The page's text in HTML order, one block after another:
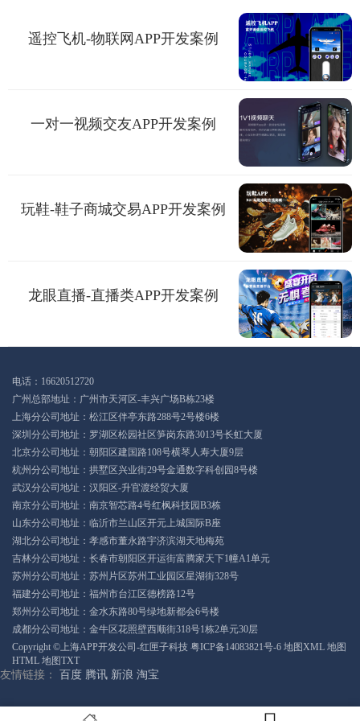
遥控飞机-物联网APP开发案例
一对一视频交友APP开发案例
玩鞋-鞋子商城交易APP开发案例
龙眼直播-直播类APP开发案例
电话：16620512720
广州总部地址：广州市天河区-丰兴广场B栋23楼
上海分公司地址：松江区伴亭东路288号2号楼6楼
深圳分公司地址：罗湖区松园社区笋岗东路3013号长虹大厦
北京分公司地址：朝阳区建国路108号横琴人寿大厦9层
杭州分公司地址：拱墅区兴业街29号金通数字科创园8号楼
武汉分公司地址：汉阳区-升官渡经贸大厦
南京分公司地址：南京智芯路4号红枫科技园B3栋
山东分公司地址：临沂市兰山区开元上城国际B座
湖北分公司地址：孝感市董永路宇济滨湖天地梅苑
吉林分公司地址：长春市朝阳区开运街富腾家天下1幢A1单元
苏州分公司地址：苏州片区苏州工业园区星湖街328号
福建分公司地址：福州市台江区德榜路12号
郑州分公司地址：金水东路80号绿地新都会6号楼
成都分公司地址：金牛区花照壁西顺街318号1栋2单元30层
Copyright ©上海APP开发公司-红匣子科技 粤ICP备14083821号-6 地图XML 地图
HTML 地图TXT
友情链接： 百度 腾讯 新浪 淘宝